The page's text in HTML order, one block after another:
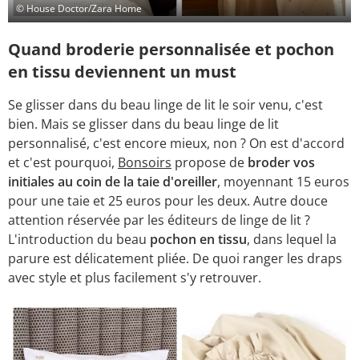
© House Doctor/Zara Home
Quand broderie personnalisée et pochon
en tissu deviennent un must
Se glisser dans du beau linge de lit le soir venu, c'est
bien. Mais se glisser dans du beau linge de lit
personnalisé, c'est encore mieux, non ? On est d'accord
et c'est pourquoi, Bonsoirs propose de broder vos
initiales au coin de la taie d'oreiller, moyennant 15 euros
pour une taie et 25 euros pour les deux. Autre douce
attention réservée par les éditeurs de linge de lit ?
L'introduction du beau pochon en tissu, dans lequel la
parure est délicatement pliée. De quoi ranger les draps
avec style et plus facilement s'y retrouver.